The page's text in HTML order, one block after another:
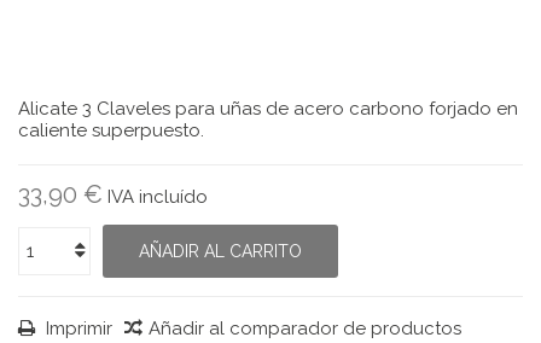
Alicate 3 Claveles para uñas de acero carbono forjado en
caliente superpuesto.
33,90 € IVA incluído
AÑADIR AL CARRITO
Imprimir Añadir al comparador de productos